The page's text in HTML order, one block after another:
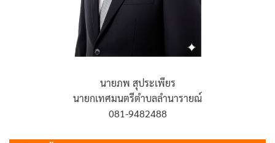
นายภพ สุประเพียร
นายกเทศมนตรีตำบลลำนารายณ์
081-9482488